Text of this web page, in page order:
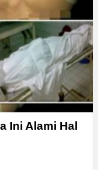
Ini Alami Hal